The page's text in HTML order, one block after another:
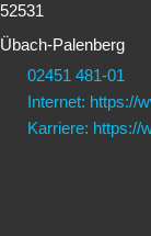
52531
Übach-Palenberg
02451 481-01
Internet: https://
Karriere: https://